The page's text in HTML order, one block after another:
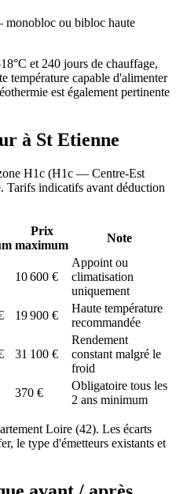
monobloc ou bibloc haute
et 240 jours de chauffage,
température capable d'alimenter
est également pertinente
à St Etienne
H1c (H1c — Centre-Est
Tarifs indicatifs avant déduction
Prix
maximum
Note
10 600 €
Appoint ou
climatisation
uniquement
19 900 €
Haute température
recommandée
31 100 €
Rendement
constant malgré le
froid
370 €
Obligatoire tous les
2 ans minimum
Loire (42). Les écarts
le type d'émetteurs existants et